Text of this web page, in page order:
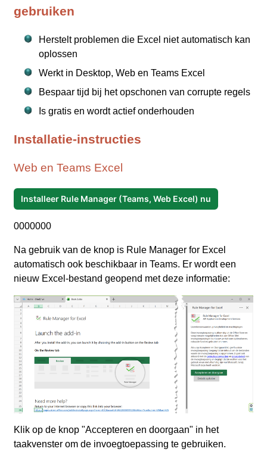
gebruiken
Herstelt problemen die Excel niet automatisch kan
oplossen
Werkt in Desktop, Web en Teams Excel
Bespaar tijd bij het opschonen van corrupte regels
Is gratis en wordt actief onderhouden
Installatie-instructies
Web en Teams Excel
Installeer Rule Manager (Teams, Web Excel) nu
0000000
Na gebruik van de knop is Rule Manager for Excel
automatisch ook beschikbaar in Teams. Er wordt een
nieuw Excel‑bestand geopend met deze informatie:
Klik op de knop "Accepteren en doorgaan" in het
taakvenster om de invoegtoepassing te gebruiken.